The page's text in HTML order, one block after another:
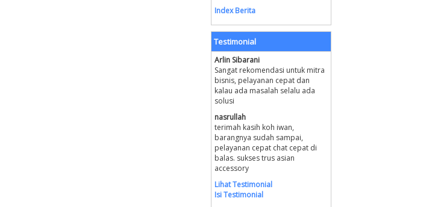
Index Berita
Testimonial
Arlin Sibarani
Sangat rekomendasi untuk mitra
bisnis, pelayanan cepat dan
kalau ada masalah selalu ada
solusi
nasrullah
terimah kasih koh iwan,
barangnya sudah sampai,
pelayanan cepat chat cepat di
balas. sukses trus asian
accessory
Lihat Testimonial
Isi Testimonial